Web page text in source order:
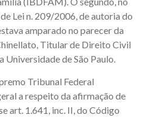
Lei n. 209/2006, de autoria do
amparado no parecer da
Titular de Direito Civil
Universidade de São Paulo.
Tribunal Federal
a respeito da afirmação de
art. 1.641, inc. II, do Código